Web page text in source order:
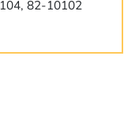
82-10102